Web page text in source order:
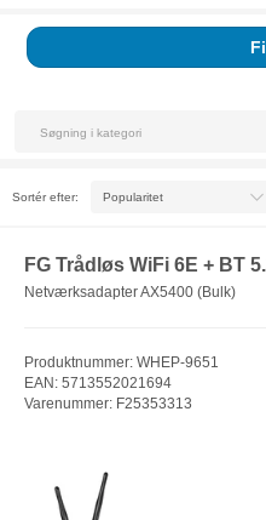
Sortér efter:
FG Trådløs WiFi 6E + BT
Netværksadapter AX5400 (Bulk)
Produktnummer: WHEP-9651
EAN: 5713552021694
Varenummer: F25353313